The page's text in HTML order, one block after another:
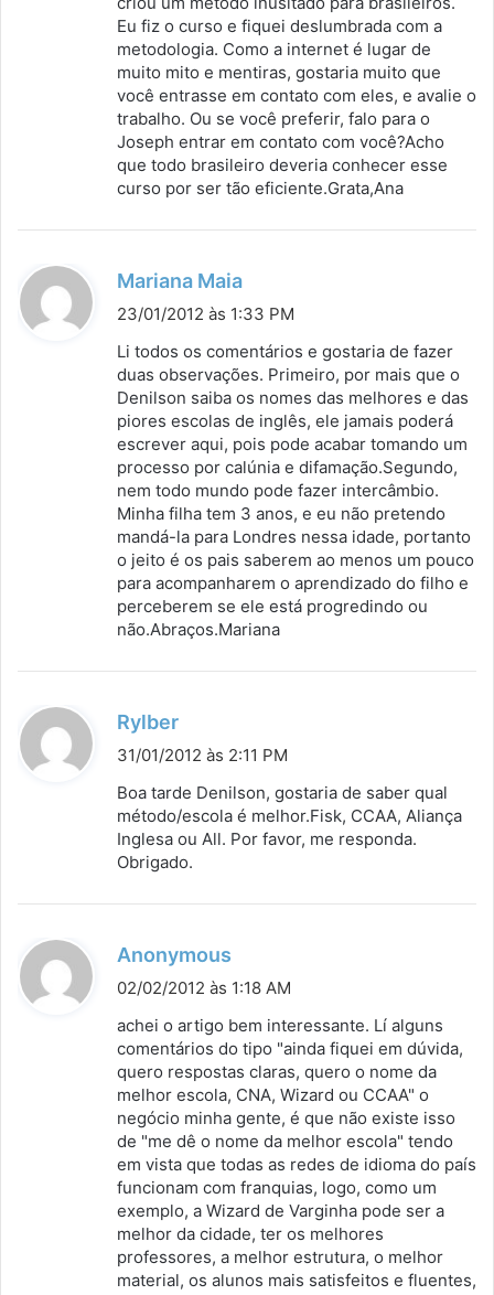
Eu fiz o curso e fiquei deslumbrada com a
metodologia. Como a internet é lugar de
muito mito e mentiras, gostaria muito que
você entrasse em contato com eles, e avalie o
trabalho. Ou se você preferir, falo para o
Joseph entrar em contato com você?Acho
que todo brasileiro deveria conhecer esse
curso por ser tão eficiente.Grata,Ana
Mariana Maia
i
s
e
:
23/01/2012 às 1:33 PM
Li todos os comentários e gostaria de fazer
duas observações. Primeiro, por mais que o
Denilson saiba os nomes das melhores e das
piores escolas de inglês, ele jamais poderá
escrever aqui, pois pode acabar tomando um
processo por calúnia e difamação.Segundo,
nem todo mundo pode fazer intercâmbio.
Minha filha tem 3 anos, e eu não pretendo
mandá-la para Londres nessa idade, portanto
o jeito é os pais saberem ao menos um pouco
para acompanharem o aprendizado do filho e
perceberem se ele está progredindo ou
não.Abraços.Mariana
Rylber
i
s
e
:
31/01/2012 às 2:11 PM
Boa tarde Denilson, gostaria de saber qual
método/escola é melhor.Fisk, CCAA, Aliança
Inglesa ou All. Por favor, me responda.
Obrigado.
Anonymous
i
s
e
02/02/2012 às 1:18 AM
achei o artigo bem interessante. Lí alguns
comentários do tipo "ainda fiquei em dúvida,
quero respostas claras, quero o nome da
melhor escola, CNA, Wizard ou CCAA" o
negócio minha gente, é que não existe isso
de "me dê o nome da melhor escola" tendo
em vista que todas as redes de idioma do país
funcionam com franquias, logo, como um
exemplo, a Wizard de Varginha pode ser a
melhor da cidade, ter os melhores
professores, a melhor estrutura, o melhor
material, os alunos mais satisfeitos e fluentes,